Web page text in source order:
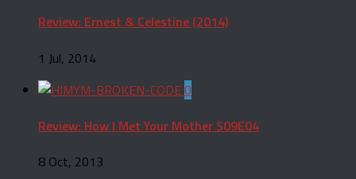
Review: Ernest & Celestine (2014)
1 Jul, 2014
0
Review: How I Met Your Mother S09E04
8 Oct, 2013